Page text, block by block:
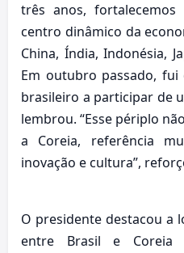
três anos,
centro dinâmico da
China, Índia, Indonésia,
Em outubro passado,
brasileiro a participar de
lembrou. “Esse périplo
a Coreia, referência
inovação e cultura”,
O presidente destacou a
entre Brasil e